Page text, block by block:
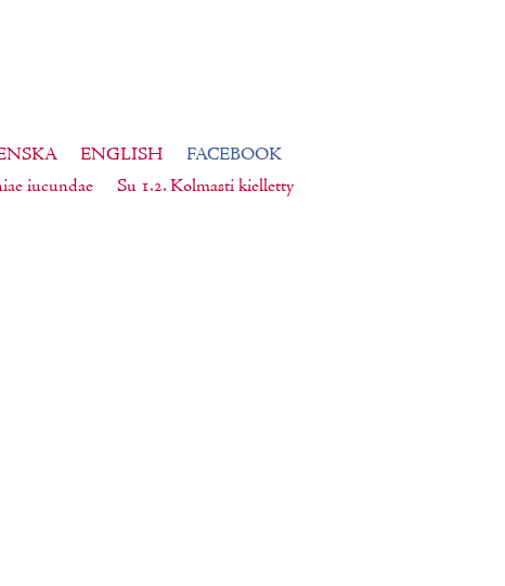
ENGLISH
FACEBOOK
iucundae Su 1.2. Kolmasti kielletty